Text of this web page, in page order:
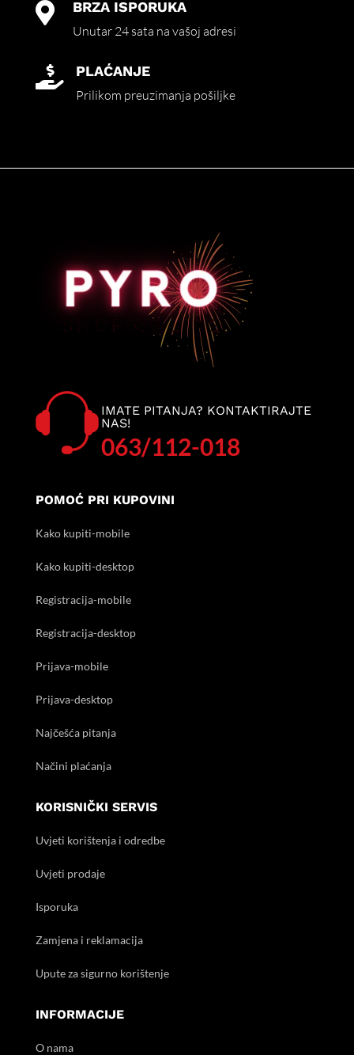
 BRZA ISPORUKA
Unutar 24 sata na vašoj adresi
 PLAĆANJE
Prilikom preuzimanja pošiljke
IMATE PITANJA? KONTAKTIRAJTE
NAS!
063/112-018
POMOĆ PRI KUPOVINI
Kako kupiti-mobile
Kako kupiti-desktop
Registracija-mobile
Registracija-desktop
Prijava-mobile
Prijava-desktop
Najčešća pitanja
Načini plaćanja
KORISNIČKI SERVIS
Uvjeti korištenja i odredbe
Uvjeti prodaje
Isporuka
Zamjena i reklamacija
Upute za sigurno korištenje
INFORMACIJE
O nama